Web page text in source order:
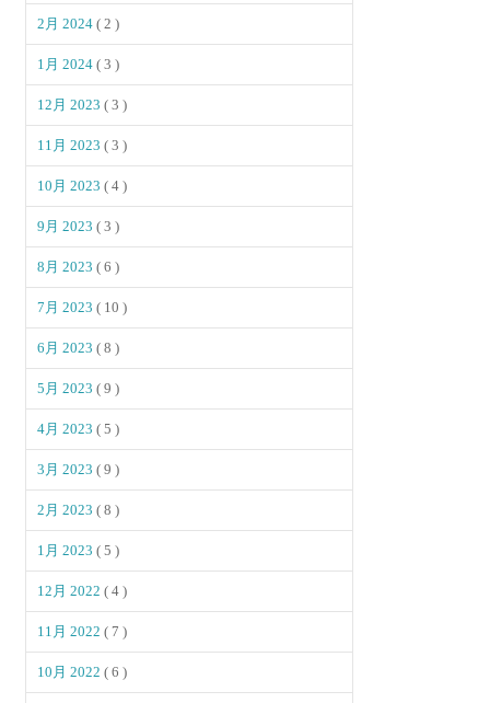
2月 2024( 2 )
1月 2024( 3 )
12月 2023( 3 )
11月 2023( 3 )
10月 2023( 4 )
9月 2023( 3 )
8月 2023( 6 )
7月 2023( 10 )
6月 2023( 8 )
5月 2023( 9 )
4月 2023( 5 )
3月 2023( 9 )
2月 2023( 8 )
1月 2023( 5 )
12月 2022( 4 )
11月 2022( 7 )
10月 2022( 6 )